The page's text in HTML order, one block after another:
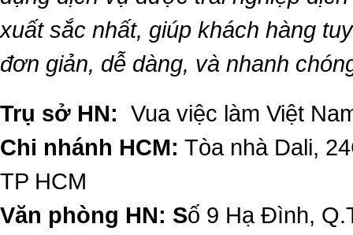
xuất sắc nhất, giúp khách hàng
đơn giản, dễ dàng, và nhanh
Trụ sở HN: Vua việc làm Việt
Chi nhánh HCM: Tòa nhà Dali,
TP HCM
Văn phòng HN: Số 9 Hạ Đình,